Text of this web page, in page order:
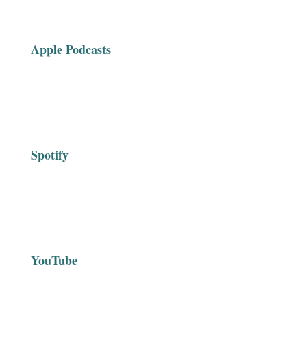
Apple Podcasts
Spotify
YouTube